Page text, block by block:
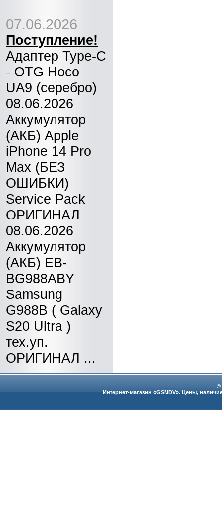
07.06.2026
Поступление!
Адаптер Type-C
- OTG Hoco
UA9 (серебро)
08.06.2026
Аккумулятор
(АКБ) Apple
iPhone 14 Pro
Max (БЕЗ
ОШИБКИ)
Service Pack
ОРИГИНАЛ
08.06.2026
Аккумулятор
(АКБ) EB-
BG988ABY
Samsung
G988B ( Galaxy
S20 Ultra )
тех.уп.
ОРИГИНАЛ ...
©
Интернет-магазин «GSMDV». Цены,